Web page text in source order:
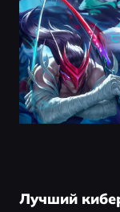
Лучший